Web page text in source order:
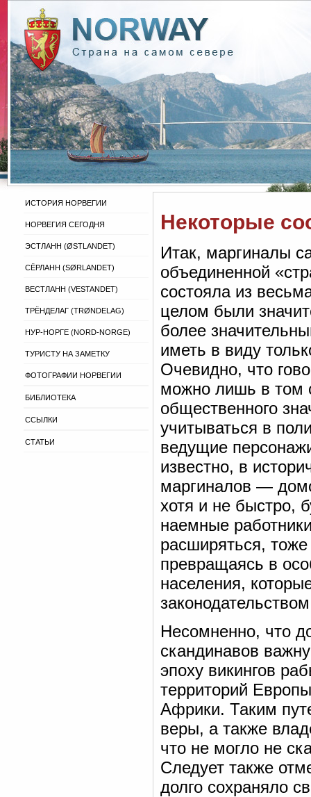
ИСТОРИЯ НОРВЕГИИ
НОРВЕГИЯ СЕГОДНЯ
ЭСТЛАНН (ØSTLANDET)
СЁРЛАНН (SØRLANDET)
ВЕСТЛАНН (VESTANDET)
ТРЁНДЕЛАГ (TRØNDELAG)
НУР-НОРГЕ (NORD-NORGE)
ТУРИСТУ НА ЗАМЕТКУ
ФОТОГРАФИИ НОРВЕГИИ
БИБЛИОТЕКА
ССЫЛКИ
СТАТЬИ
Некоторые
Итак, маргиналы
объединенной
состояла из
целом были
более
иметь в виду
Очевидно, что
можно лишь в том
общественного
учитываться в
ведущие
известно, в
маргиналов —
хотя и не быстро,
наемные
расширяться,
превращаясь в
населения,
Несомненно, что
скандинавов
эпоху викингов
территорий
Африки. Таким
веры, а также
что не могло не
Следует также
долго сохраняло